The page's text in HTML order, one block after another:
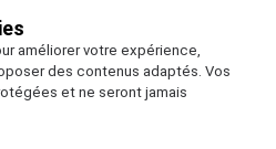
améliorer votre expérience,
des contenus adaptés. Vos
et ne seront jamais